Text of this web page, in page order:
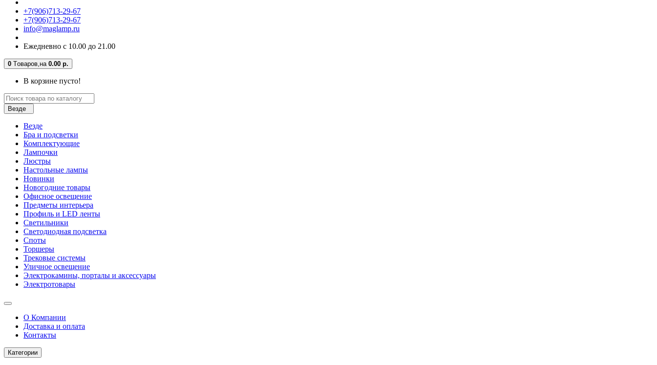
+7(906)713-29-67
+7(906)713-29-67
info@maglamp.ru
Ежедневно с 10.00 до 21.00
0 Tоваров,на 0.00 р.
В корзине пусто!
Везде
Везде
Бра и подсветки
Комплектующие
Лампочки
Люстры
Настольные лампы
Новинки
Новогодние товары
Офисное освещение
Предметы интерьера
Профиль и LED ленты
Светильники
Светодиодная подсветка
Споты
Торшеры
Трековые системы
Уличное освещение
Электрокамины, порталы и аксессуары
Электротовары
О Компании
Доставка и оплата
Контакты
Категории